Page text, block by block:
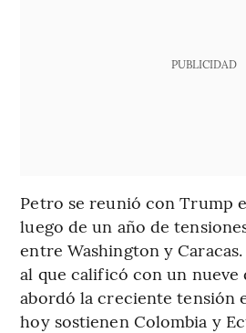
PUBLICIDAD
Petro se reunió con Trump
luego de un año de
entre Washington y
al que calificó con un nueve
abordó la creciente tensión
hoy sostienen Colombia y